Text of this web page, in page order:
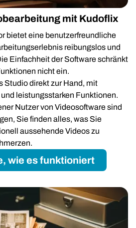
mit Kudoflix
bietet eine benutzerfreundliche
reibungslos und
Einfachheit der Software schränkt
nicht ein.
Studio direkt zur Hand, mit
leistungsstarken Funktionen.
Nutzer von Videosoftware sind
Sie finden alles, was Sie
aussehende Videos zu
wie es funktioniert